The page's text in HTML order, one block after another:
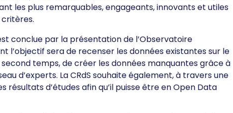
les plus remarquables, engageants, innovants et utiles
conclue par la présentation de l’Observatoire
l’objectif sera de recenser les données existantes sur le
temps, de créer les données manquantes grâce à
d’experts. La CRdS souhaite également, à travers une
résultats d’études afin qu’il puisse être en Open Data